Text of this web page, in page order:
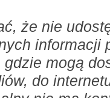
że nie
informacji
mogą
do